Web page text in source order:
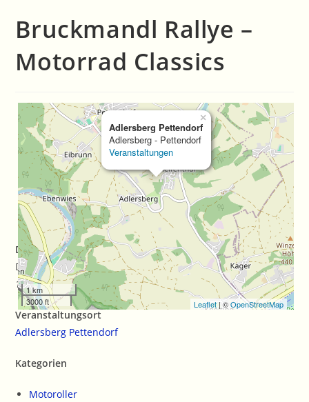
Bruckmandl Rallye –
Motorrad Classics
Adlersberg Pettendorf
Adlersberg - Pettendorf
Veranstaltungen
×
1 km
3000 ft
Leaflet| ©OpenStreetMap
Datum/Zeit
Date(s) - 15/08/2024
12:00 a.m.
Veranstaltungsort
Adlersberg Pettendorf
Kategorien
Motoroller